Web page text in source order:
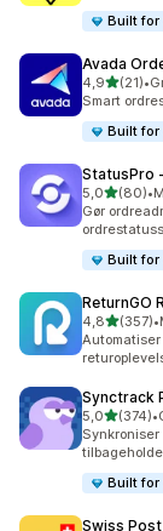
Built for
Avada
4,9ud af 5
(21)
21 •
Smart
Built for
StatusPro
5,0ud af 5
(80)
80 •
Gør
Built for
ReturnGO
4,8ud af 5
(357)
357 •
Synctrack
5,0ud af 5
(374)
374 •
Synkroniser
Built for
Swiss